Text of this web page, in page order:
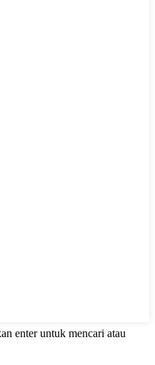
enter untuk mencari atau